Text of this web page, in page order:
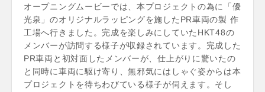
オープニングムービーでは、本プロジェクトの為に「優
光泉」のオリジナルラッピングを施したPR車両の製 作
工場へ行きました。完成を楽しみにしていたHKT48の
メンバーが訪問する様子が収録されています。完成した
PR車両と初対面したメンバーが、仕上がりに驚いたの
と同時に車両に駆け寄り、無邪気にはしゃぐ姿からは本
プロジェクトを待ちわびている様子が伺えます。そし